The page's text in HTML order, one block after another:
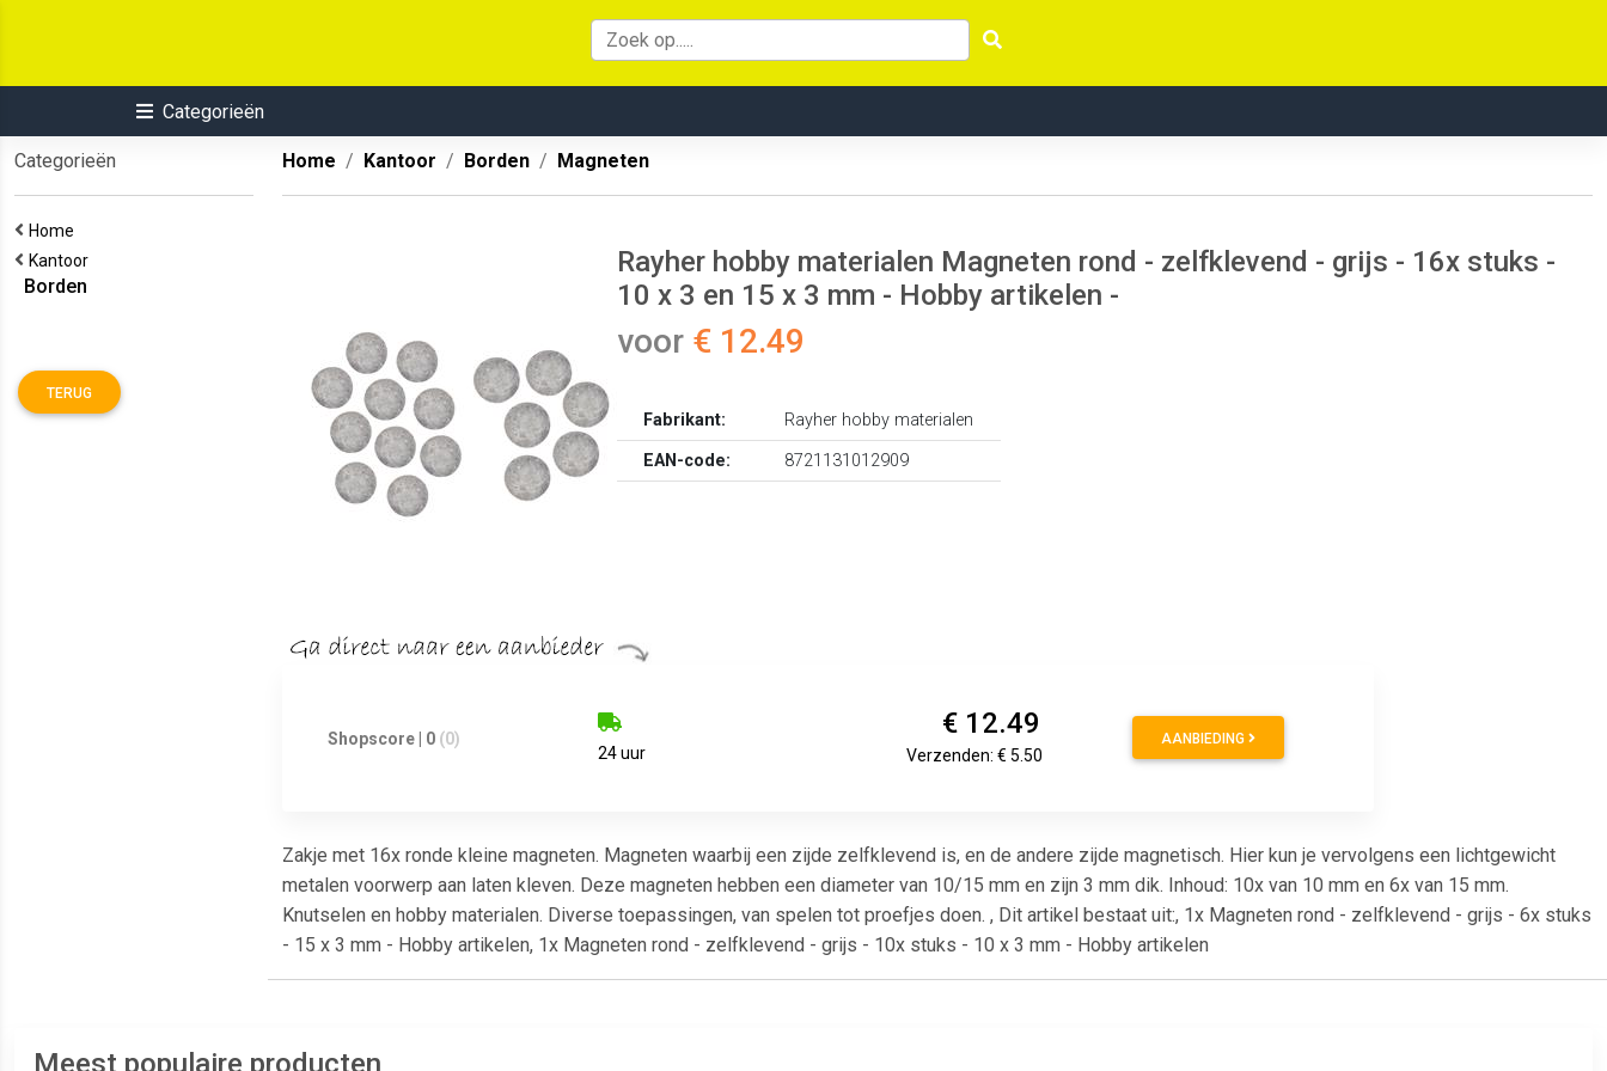
Categorieën
Categorieën
Home
Kantoor
Borden
TERUG
Home Kantoor Borden Magneten
Rayher hobby materialen Magneten rond - zelfklevend - grijs - 16x stuks -
10 x 3 en 15 x 3 mm - Hobby artikelen -
voor € 12.49
Fabrikant:
Rayher hobby materialen
EAN-code:
8721131012909
€ 12.49
Zakje met 16x ronde kleine magneten. Magneten waarbij een zijde zelfklevend is, en de andere zijde magnetisch. Hier kun je vervolgens een lichtgewicht
metalen voorwerp aan laten kleven. Deze magneten hebben een diameter van 10/15 mm en zijn 3 mm dik. Inhoud: 10x van 10 mm en 6x van 15 mm.
Knutselen en hobby materialen. Diverse toepassingen, van spelen tot proefjes doen. , Dit artikel bestaat uit:, 1x Magneten rond - zelfklevend - grijs - 6x stuks